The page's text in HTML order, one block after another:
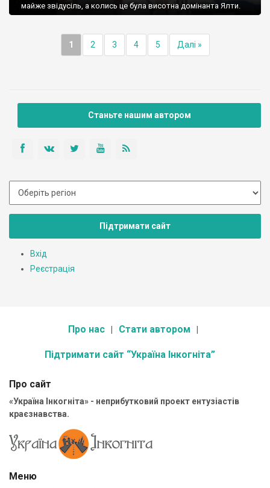
майже звідусіль, а колись це була висотна домінанта Ялти.
1 2 3 4 5 Далі »
Станьте нашим автором
Підтримати сайт
Вхід
Реєстрація
Про нас Стати автором
Підтримати сайт “Україна Інкогніта”
Про сайт
«Україна Інкогніта» - неприбутковий проект ентузіастів
краєзнавства.
Меню